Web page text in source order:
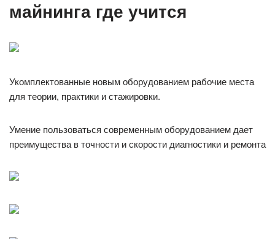
майнинга где учится
Укомплектованные новым оборудованием рабочие места
для теории, практики и стажировки.
Умение пользоваться современным оборудованием дает
преимущества в точности и скорости диагностики и ремонта